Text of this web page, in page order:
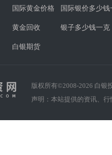
国际黄金价格 国际银价多少钱
黄金回收 银子多少钱一克
白银期货
版权所有©2008-2026 白银
声明：本站提供的资讯、